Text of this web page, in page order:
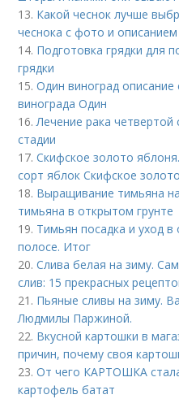
13. Какой чеснок лучше
чеснока с фото и описанием
14. Подготовка грядки для
грядки
15.Один виноград
винограда Один
16.Лечение рака четвертой
стадии
17.Скифское золото
сорт яблок Скифское золото
18. Выращивание тимьяна
тимьяна в открытом грунте
19. Тимьян посадка и уход в
полосе. Итог
20.Слива белая на зиму.
слив: 15 прекрасных
21. Пьяные сливы на зиму.
Людмилы Паржиной.
22. Вкусной картошки в
причин, почему своя
23.От чего КАРТОШКА
картофель батат